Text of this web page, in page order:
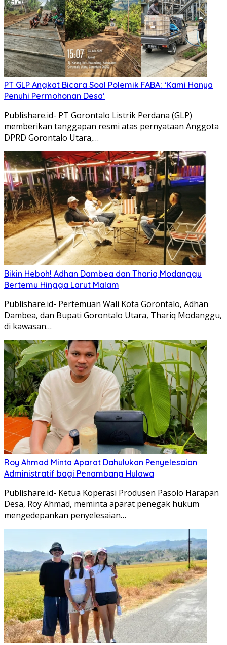
PT GLP Angkat Bicara Soal Polemik FABA: ‘Kami Hanya
Penuhi Permohonan Desa’
Publishare.id- PT Gorontalo Listrik Perdana (GLP)
memberikan tanggapan resmi atas pernyataan Anggota
DPRD Gorontalo Utara,…
Bikin Heboh! Adhan Dambea dan Thariq Modanggu
Bertemu Hingga Larut Malam
Publishare.id- Pertemuan Wali Kota Gorontalo, Adhan
Dambea, dan Bupati Gorontalo Utara, Thariq Modanggu,
di kawasan…
Roy Ahmad Minta Aparat Dahulukan Penyelesaian
Administratif bagi Penambang Hulawa
Publishare.id- Ketua Koperasi Produsen Pasolo Harapan
Desa, Roy Ahmad, meminta aparat penegak hukum
mengedepankan penyelesaian…